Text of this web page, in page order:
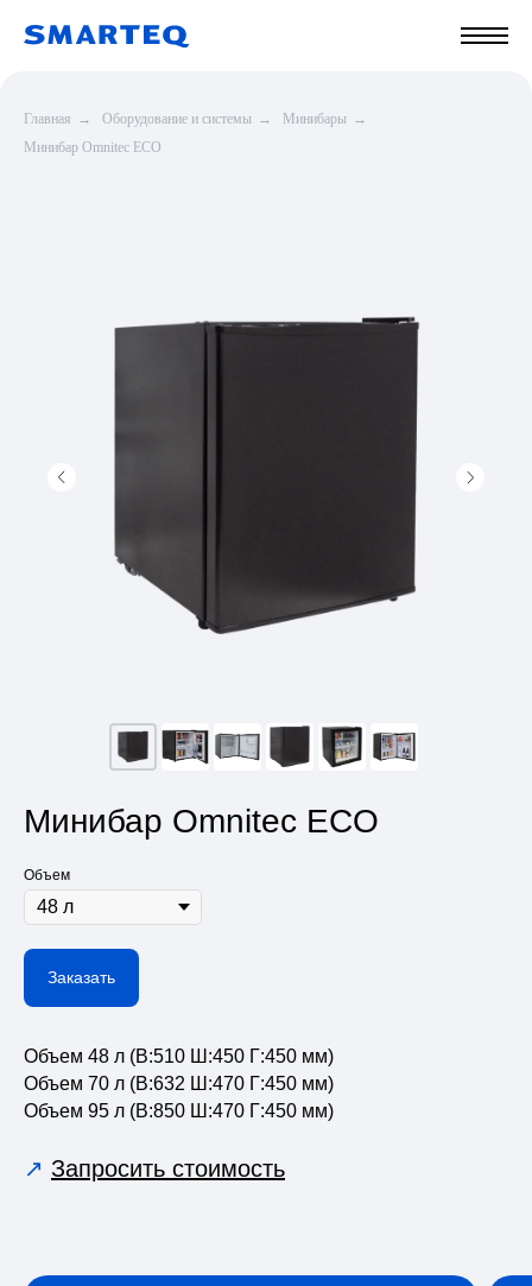
Главная → Оборудование и системы → Минибары →
Минибар Omnitec ECO
Минибар Omnitec ECO
Объем
Заказать
Объем 48 л (В:510 Ш:450 Г:450 мм)
Объем 70 л (В:632 Ш:470 Г:450 мм)
Объем 95 л (В:850 Ш:470 Г:450 мм)
↗ Запросить стоимость